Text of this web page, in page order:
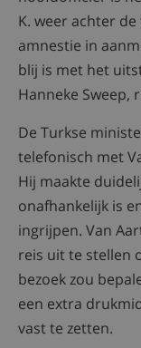
K. weer achter
amnestie in
blij is met het
Hanneke Sweep,
De Turkse
telefonisch met
Hij maakte
onafhankelijk is
ingrijpen. Van
reis uit te stellen
bezoek zou
een extra
vast te zetten.